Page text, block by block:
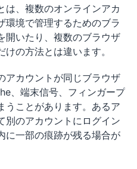
は、複数のオンラインアカ
環境で管理するためのブラ
開いたり、複数のブラウザ
の方法とは違います。
アカウントが同じブラウザ
、端末信号、フィンガープ
うことがあります。あるア
別のアカウントにログイン
に一部の痕跡が残る場合が